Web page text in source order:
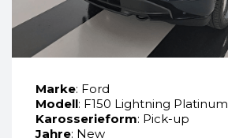
Marke: Ford
Modell: F150 Lightning Platinum
Karosserieform: Pick-up
Jahre: New